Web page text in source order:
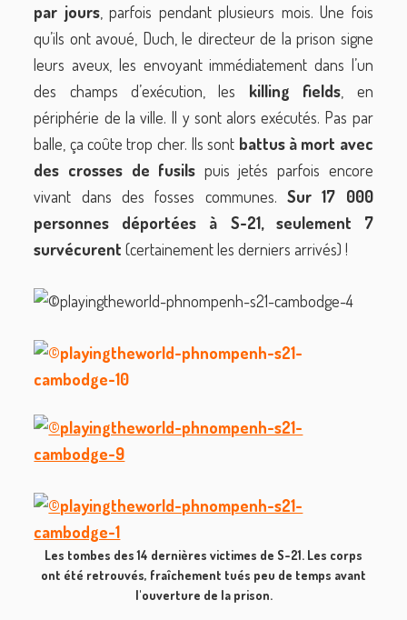
par jours, parfois pendant plusieurs mois. Une fois
qu’ils ont avoué, Duch, le directeur de la prison signe
leurs aveux, les envoyant immédiatement dans l’un
des champs d’exécution, les killing fields , en
périphérie de la ville. Il y sont alors exécutés. Pas par
balle, ça coûte trop cher. Ils sont battus à mort avec
des crosses de fusils puis jetés parfois encore
vivant dans des fosses communes. Sur 17 000
personnes déportées à S-21, seulement 7
survécurent (certainement les derniers arrivés) !
Les tombes des 14 dernières victimes de S-21. Les corps
ont été retrouvés, fraîchement tués peu de temps avant
l'ouverture de la prison.